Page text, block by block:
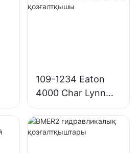
109-1234 Eaton
4000 Char Lynn
4K-310
гидравликалық
қозғалтқышы